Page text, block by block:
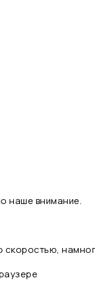
наше внимание.
скоростью,